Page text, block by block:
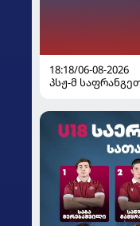
18:18/06-08-2026
პსჟ-მ